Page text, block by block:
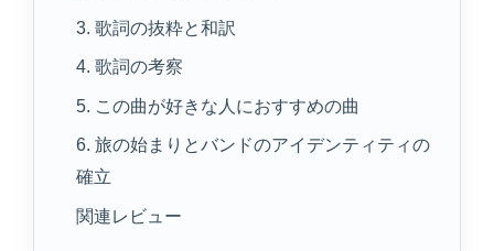
3. 歌詞の抜粋と和訳
4. 歌詞の考察
5. この曲が好きな人におすすめの曲
6. 旅の始まりとバンドのアイデンティティの
確立
関連レビュー